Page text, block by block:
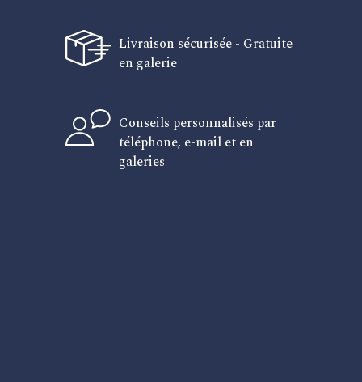
Livraison sécurisée - Gratuite
en galerie
Conseils personnalisés par
téléphone, e-mail et en
galeries